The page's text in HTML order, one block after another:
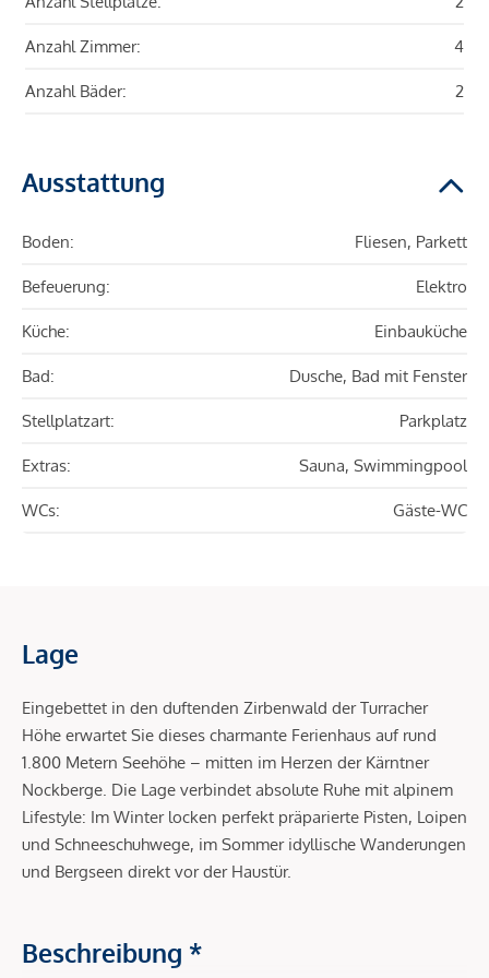
Anzahl Zimmer: 4
Anzahl Bäder: 2
Ausstattung
Boden: Fliesen, Parkett
Befeuerung: Elektro
Küche: Einbauküche
Bad: Dusche, Bad mit Fenster
Stellplatzart: Parkplatz
Extras: Sauna, Swimmingpool
WCs: Gäste-WC
Lage
Eingebettet in den duftenden Zirbenwald der Turracher
Höhe erwartet Sie dieses charmante Ferienhaus auf rund
1.800 Metern Seehöhe – mitten im Herzen der Kärntner
Nockberge. Die Lage verbindet absolute Ruhe mit alpinem
Lifestyle: Im Winter locken perfekt präparierte Pisten, Loipen
und Schneeschuhwege, im Sommer idyllische Wanderungen
und Bergseen direkt vor der Haustür.
Beschreibung *